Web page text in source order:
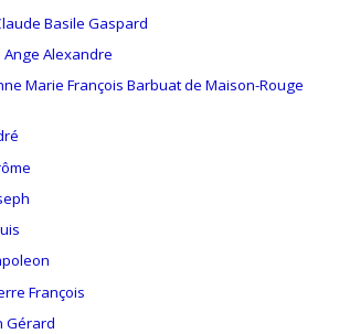
Basile Gaspard
Ange Alexandre
Marie François Barbuat de Maison-Rouge
François
Gérard